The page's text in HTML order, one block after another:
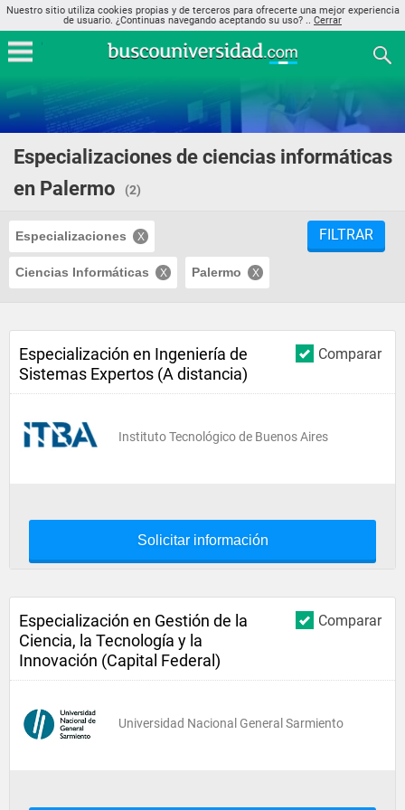
Nuestro sitio utiliza cookies propias y de terceros para ofrecerte una mejor experiencia
de usuario. ¿Continuas navegando aceptando su uso? .. Cerrar
Especializaciones de ciencias informáticas
en Palermo
(2)
Especializaciones
Ciencias Informáticas Palermo
FILTRAR
Comparar
Especialización en Ingeniería de
Sistemas Expertos (A distancia)
Instituto Tecnológico de Buenos Aires
Solicitar información
Comparar
Especialización en Gestión de la
Ciencia, la Tecnología y la
Innovación (Capital Federal)
Universidad Nacional General Sarmiento